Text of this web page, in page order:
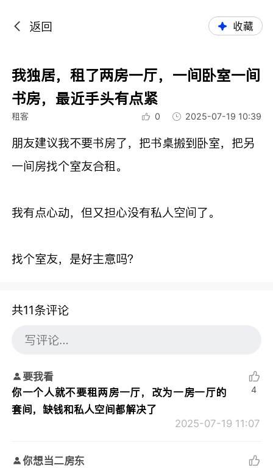
返回 收藏
我独居，租了两房一厅，一间卧室一间
书房，最近手头有点紧
租客 0 2025-07-19 10:39
朋友建议我不要书房了，把书桌搬到卧室，把另
一间房找个室友合租。
我有点心动，但又担心没有私人空间了。
找个室友，是好主意吗？
共11条评论
要我看
你一个人就不要租两房一厅，改为一房一厅的
套间，缺钱和私人空间都解决了
2025-07-19 11:07
4
你想当二房东